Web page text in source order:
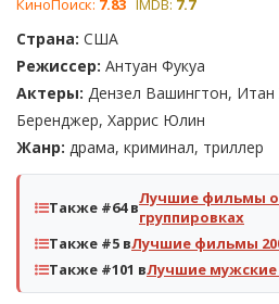
КиноПоиск: 7.83 IMDB: 7.7
Страна: США
Режиссер: Антуан Фукуа
Актеры: Дензел Вашингтон,
Беренджер, Харрис Юлин
Жанр: драма, криминал, триллер
Также #64 вЛучшие фильмы
группировках
Также #5 вЛучшие фильмы
Также #101 вЛучшие